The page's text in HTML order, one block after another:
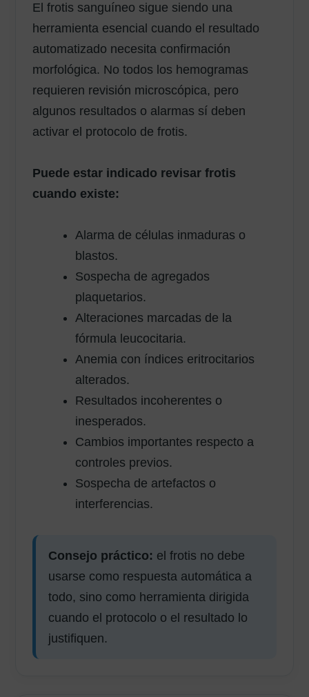
El frotis sanguíneo sigue siendo una
herramienta esencial cuando el resultado
automatizado necesita confirmación
morfológica. No todos los hemogramas
requieren revisión microscópica, pero
algunos resultados o alarmas sí deben
activar el protocolo de frotis.
Puede estar indicado revisar frotis
cuando existe:
Alarma de células inmaduras o
blastos.
Sospecha de agregados
plaquetarios.
Alteraciones marcadas de la
fórmula leucocitaria.
Anemia con índices eritrocitarios
alterados.
Resultados incoherentes o
inesperados.
Cambios importantes respecto a
controles previos.
Sospecha de artefactos o
interferencias.
Consejo práctico: el frotis no debe
usarse como respuesta automática a
todo, sino como herramienta dirigida
cuando el protocolo o el resultado lo
justifiquen.